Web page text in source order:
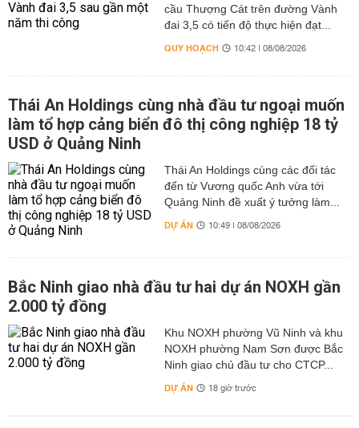
cầu Thượng Cát trên đường Vành
đai 3,5 có tiến độ thực hiện đạt...
QUY HOẠCH 10:42 | 08/08/2026
Thái An Holdings cùng nhà đầu tư ngoại muốn
làm tổ hợp cảng biển đô thị công nghiệp 18 tỷ
USD ở Quảng Ninh
Thái An Holdings cùng các đối tác
đến từ Vương quốc Anh vừa tới
Quảng Ninh đề xuất ý tưởng làm...
DỰ ÁN 10:49 | 08/08/2026
Bắc Ninh giao nhà đầu tư hai dự án NOXH gần
2.000 tỷ đồng
Khu NOXH phường Vũ Ninh và khu
NOXH phường Nam Sơn được Bắc
Ninh giao chủ đầu tư cho CTCP...
DỰ ÁN 18 giờ trước